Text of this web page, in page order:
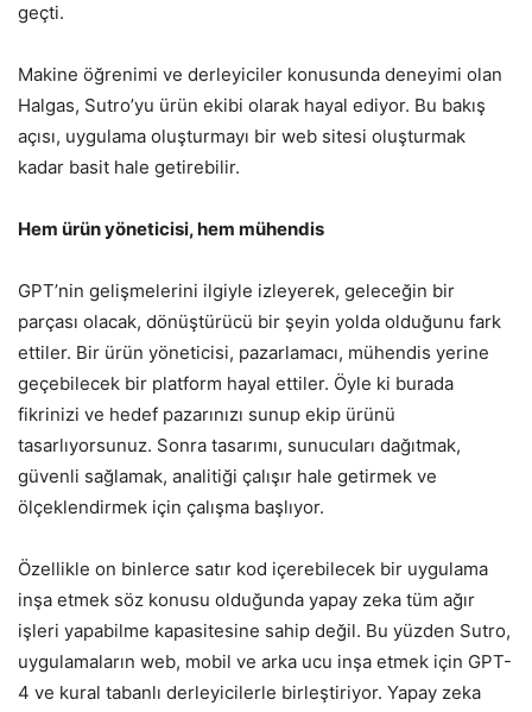
geçti.
Makine öğrenimi ve derleyiciler konusunda deneyimi olan
Halgas, Sutro’yu ürün ekibi olarak hayal ediyor. Bu bakış
açısı, uygulama oluşturmayı bir web sitesi oluşturmak
kadar basit hale getirebilir.
Hem ürün yöneticisi, hem mühendis
GPT’nin gelişmelerini ilgiyle izleyerek, geleceğin bir
parçası olacak, dönüştürücü bir şeyin yolda olduğunu fark
ettiler. Bir ürün yöneticisi, pazarlamacı, mühendis yerine
geçebilecek bir platform hayal ettiler. Öyle ki burada
fikrinizi ve hedef pazarınızı sunup ekip ürünü
tasarlıyorsunuz. Sonra tasarımı, sunucuları dağıtmak,
güvenli sağlamak, analitiği çalışır hale getirmek ve
ölçeklendirmek için çalışma başlıyor.
Özellikle on binlerce satır kod içerebilecek bir uygulama
inşa etmek söz konusu olduğunda yapay zeka tüm ağır
işleri yapabilme kapasitesine sahip değil. Bu yüzden Sutro,
uygulamaların web, mobil ve arka ucu inşa etmek için GPT-
4 ve kural tabanlı derleyicilerle birleştiriyor. Yapay zeka